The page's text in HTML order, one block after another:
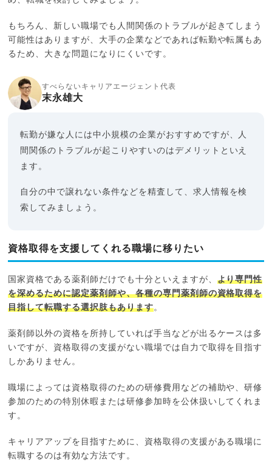
もちろん、新しい職場でも人間関係のトラブルが起きてしまう
可能性はありますが、大手の企業などであれば転勤や転属もあ
るため、大きな問題になりにくいです。
すべらないキャリアエージェント代表
末永雄大
転勤が嫌な人には中小規模の企業がおすすめですが、人
間関係のトラブルが起こりやすいのはデメリットといえ
ます。
自分の中で譲れない条件などを精査して、求人情報を検
索してみましょう。
資格取得を支援してくれる職場に移りたい
国家資格である薬剤師だけでも十分といえますが、 より専門性
を深めるために認定薬剤師や、各種の専門薬剤師の資格取得を
目指して転職する選択肢もあります。
薬剤師以外の資格を所持していれば手当などが出るケースは多
いですが、資格取得の支援がない職場では自力で取得を目指す
しかありません。
職場によっては資格取得のための研修費用などの補助や、研修
参加のための特別休暇または研修参加時を公休扱いしてくれま
す。
キャリアアップを目指すために、資格取得の支援がある職場に
転職するのは有効な方法です。